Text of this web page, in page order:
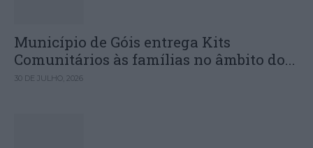
Município de Góis entrega Kits
Comunitários às famílias no âmbito do...
30 DE JULHO, 2026